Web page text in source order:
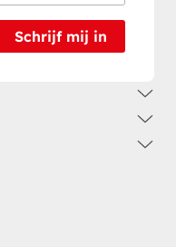
Schrijf mij in